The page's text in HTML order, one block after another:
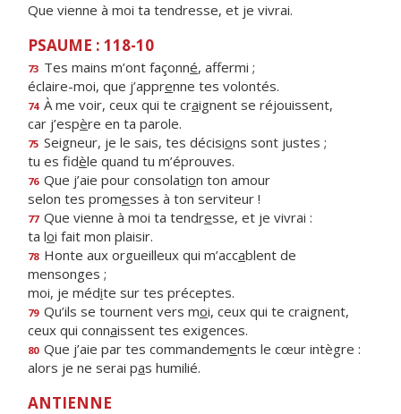
Que vienne à moi ta tendresse, et je vivrai.
PSAUME : 118-10
73 Tes mains m’ont façonné, affermi ;
éclaire-moi, que j’apprenne tes volontés.
74 À me voir, ceux qui te craignent se réjouissent,
car j’espère en ta parole.
75 Seigneur, je le sais, tes décisions sont justes ;
tu es fidèle quand tu m’éprouves.
76 Que j’aie pour consolation ton amour
selon tes promesses à ton serviteur !
77 Que vienne à moi ta tendresse, et je vivrai :
ta loi fait mon plaisir.
78 Honte aux orgueilleux qui m’accablent de
mensonges ;
moi, je médite sur tes préceptes.
79 Qu’ils se tournent vers moi, ceux qui te craignent,
ceux qui connaissent tes exigences.
80 Que j’aie par tes commandements le cœur intègre :
alors je ne serai pas humilié.
ANTIENNE